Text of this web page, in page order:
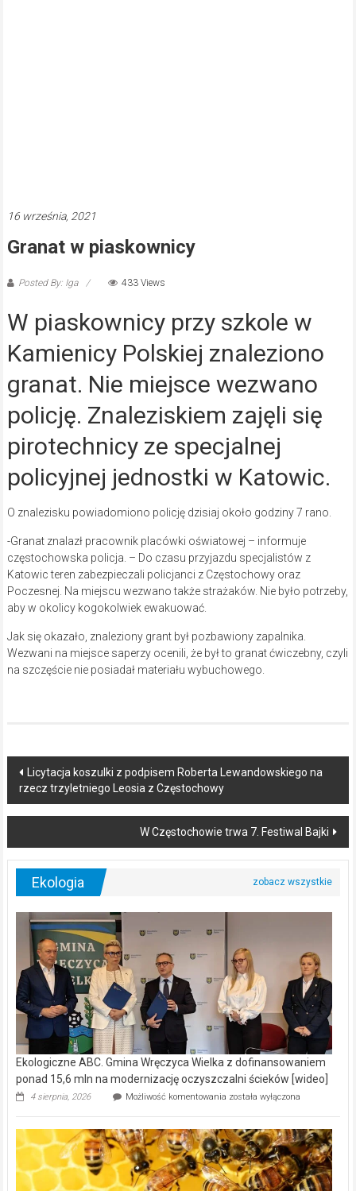
16 września, 2021
Granat w piaskownicy
Posted By: Iga 433 Views
W piaskownicy przy szkole w
Kamienicy Polskiej znaleziono
granat. Nie miejsce wezwano
policję. Znaleziskiem zajęli się
pirotechnicy ze specjalnej
policyjnej jednostki w Katowic.
O znalezisku powiadomiono policję dzisiaj około godziny 7 rano.
-Granat znalazł pracownik placówki oświatowej – informuje
częstochowska policja. – Do czasu przyjazdu specjalistów z
Katowic teren zabezpieczali policjanci z Częstochowy oraz
Poczesnej. Na miejscu wezwano także strażaków. Nie było potrzeby,
aby w okolicy kogokolwiek ewakuować.
Jak się okazało, znaleziony grant był pozbawiony zapalnika.
Wezwani na miejsce saperzy ocenili, że był to granat ćwiczebny, czyli
na szczęście nie posiadał materiału wybuchowego.
Post
navigation
Licytacja koszulki z podpisem Roberta Lewandowskiego na
rzecz trzyletniego Leosia z Częstochowy
W Częstochowie trwa 7. Festiwal Bajki
Ekologia
Ekologiczne ABC. Gmina Wręczyca Wielka z dofinansowaniem
ponad 15,6 mln na modernizację oczyszczalni ścieków [wideo]
4 sierpnia, 2026 Możliwość komentowania Ekologiczne
Wręczyca
Wielka
z
dofinansowaniem
ponad
została wyłączona